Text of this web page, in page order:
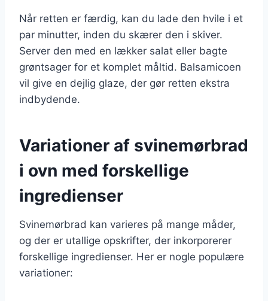
Når retten er færdig, kan du lade den hvile i et
par minutter, inden du skærer den i skiver.
Server den med en lækker salat eller bagte
grøntsager for et komplet måltid. Balsamicoen
vil give en dejlig glaze, der gør retten ekstra
indbydende.
Variationer af svinemørbrad
i ovn med forskellige
ingredienser
Svinemørbrad kan varieres på mange måder,
og der er utallige opskrifter, der inkorporerer
forskellige ingredienser. Her er nogle populære
variationer: